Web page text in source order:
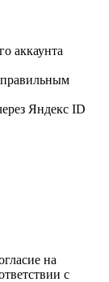
аккаунта
Яндекс ID
на
с